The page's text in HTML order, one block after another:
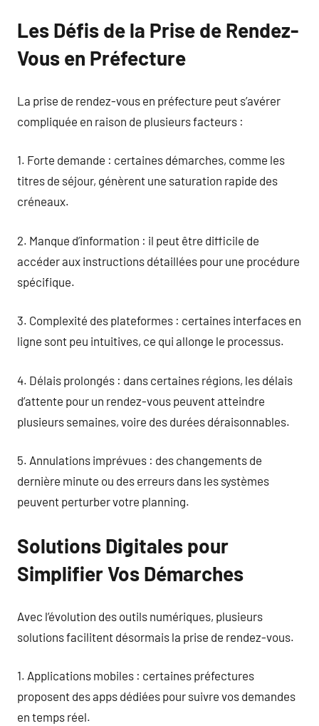
Les Défis de la Prise de Rendez-
Vous en Préfecture
La prise de rendez-vous en préfecture peut s’avérer
compliquée en raison de plusieurs facteurs :
1. Forte demande : certaines démarches, comme les
titres de séjour, génèrent une saturation rapide des
créneaux.
2. Manque d’information : il peut être difficile de
accéder aux instructions détaillées pour une procédure
spécifique.
3. Complexité des plateformes : certaines interfaces en
ligne sont peu intuitives, ce qui allonge le processus.
4. Délais prolongés : dans certaines régions, les délais
d’attente pour un rendez-vous peuvent atteindre
plusieurs semaines, voire des durées déraisonnables.
5. Annulations imprévues : des changements de
dernière minute ou des erreurs dans les systèmes
peuvent perturber votre planning.
Solutions Digitales pour
Simplifier Vos Démarches
Avec l’évolution des outils numériques, plusieurs
solutions facilitent désormais la prise de rendez-vous.
1. Applications mobiles : certaines préfectures
proposent des apps dédiées pour suivre vos demandes
en temps réel.